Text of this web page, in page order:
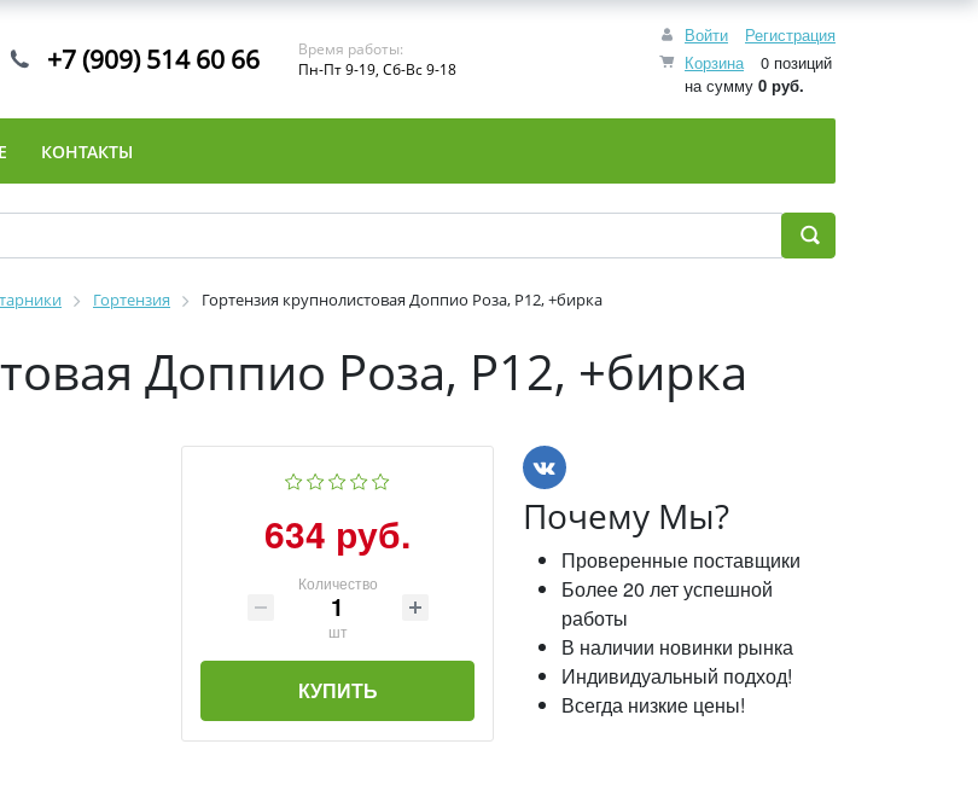
Войти
Регистрация
Корзина
0 позиций
на сумму 0 руб.
+7 (909) 514 60 66
Время работы:
Пн-Пт 9-19, Сб-Вс 9-18
КОНТАКТЫ
Гортензия Гортензия крупнолистовая Доппио Роза, P12, +бирка
Доппио Роза, P12, +бирка
634 руб.
Количество
шт
КУПИТЬ
Почему Мы?
Проверенные поставщики
Более 20 лет успешной
работы
В наличии новинки рынка
Индивидуальный подход!
Всегда низкие цены!